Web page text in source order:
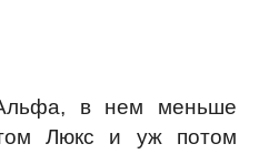
в нем меньше
Люкс и уж потом